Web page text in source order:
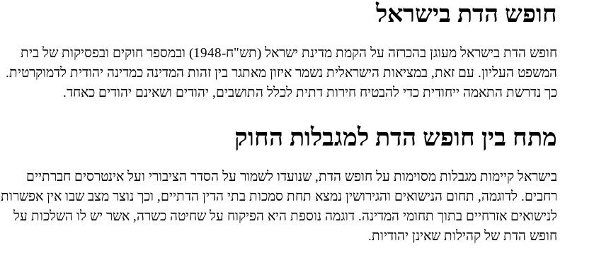
חופש הדת בישראל
חופש הדת בישראל מעוגן בהכרזה על הקמת מדינת ישראל (תש"ח-1948) ובמספר חוקים ובפסיקות של בית
המשפט העליון. עם זאת, במציאות הישראלית נשמר איזון מאתגר בין זהות המדינה כמדינה יהודית לדמוקרטית.
כך נדרשת התאמה ייחודית כדי להבטיח חירות דתית לכלל התושבים, יהודים ושאינם יהודים כאחד.
מתח בין חופש הדת למגבלות החוק
בישראל קיימות מגבלות מסוימות על חופש הדת, שנועדו לשמור על הסדר הציבורי ועל אינטרסים חברתיים
רחבים. לדוגמה, תחום הנישואים והגירושין נמצא תחת סמכות בתי הדין הדתיים, וכך נוצר מצב שבו אין אפשרות
לנישואים אזרחיים בתוך תחומי המדינה. דוגמה נוספת היא הפיקוח על שחיטה כשרה, אשר יש לו השלכות על
חופש הדת של קהילות שאינן יהודיות.